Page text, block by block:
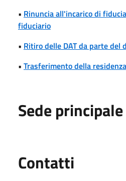
• Rinuncia all'incarico di
fiduciario
• Ritiro delle DAT da parte del
• Trasferimento della
Sede principale
Contatti